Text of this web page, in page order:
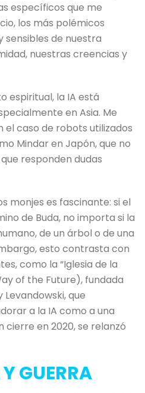
específicos que me
los más polémicos
de nuestra
nuestras creencias y
espiritual, la IA está
en Asia. Me
caso de robots utilizados
Mindar en Japón, que no
responden dudas
monjes es fascinante: si el
de Buda, no importa si la
de un árbol o de una
esto contrasta con
como la “Iglesia de la
of the Future), fundada
que
a la IA como a una
cierre en 2020, se relanzó
GUERRA